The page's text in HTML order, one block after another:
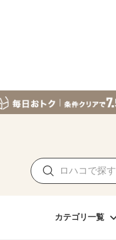
カテゴリ一覧